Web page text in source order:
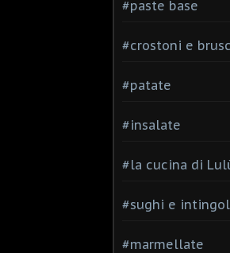
#paste base
#crostoni e
#patate
#insalate
#la cucina di
#sughi e
#marmellate